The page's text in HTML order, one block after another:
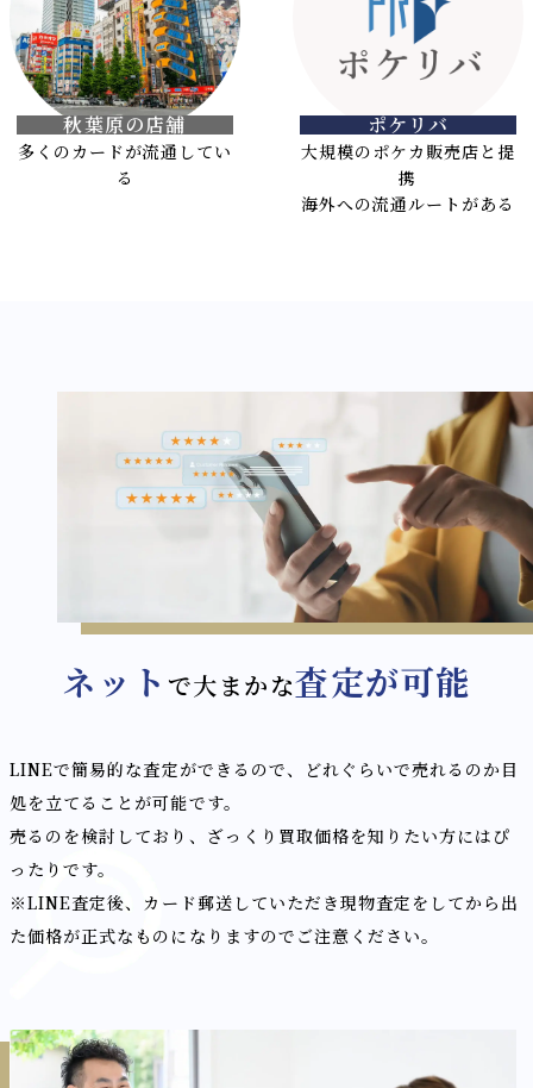
秋葉原の店舗
多くのカードが流通してい
る
ポケリバ
大規模のポケカ販売店と提
携
海外への流通ルートがある
ネット で大まかな査定が可能
LINEで簡易的な査定ができるので、どれぐらいで売れるのか目
処を立てることが可能です。
売るのを検討しており、ざっくり買取価格を知りたい方にはぴ
ったりです。
※LINE査定後、カード郵送していただき現物査定をしてから出
た価格が正式なものになりますのでご注意ください。